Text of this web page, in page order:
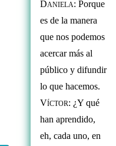
DANIELA: Porque
es de la manera
que nos podemos
acercar más al
público y difundir
lo que hacemos.
VÍCTOR: ¿Y qué
han aprendido,
eh, cada uno, en